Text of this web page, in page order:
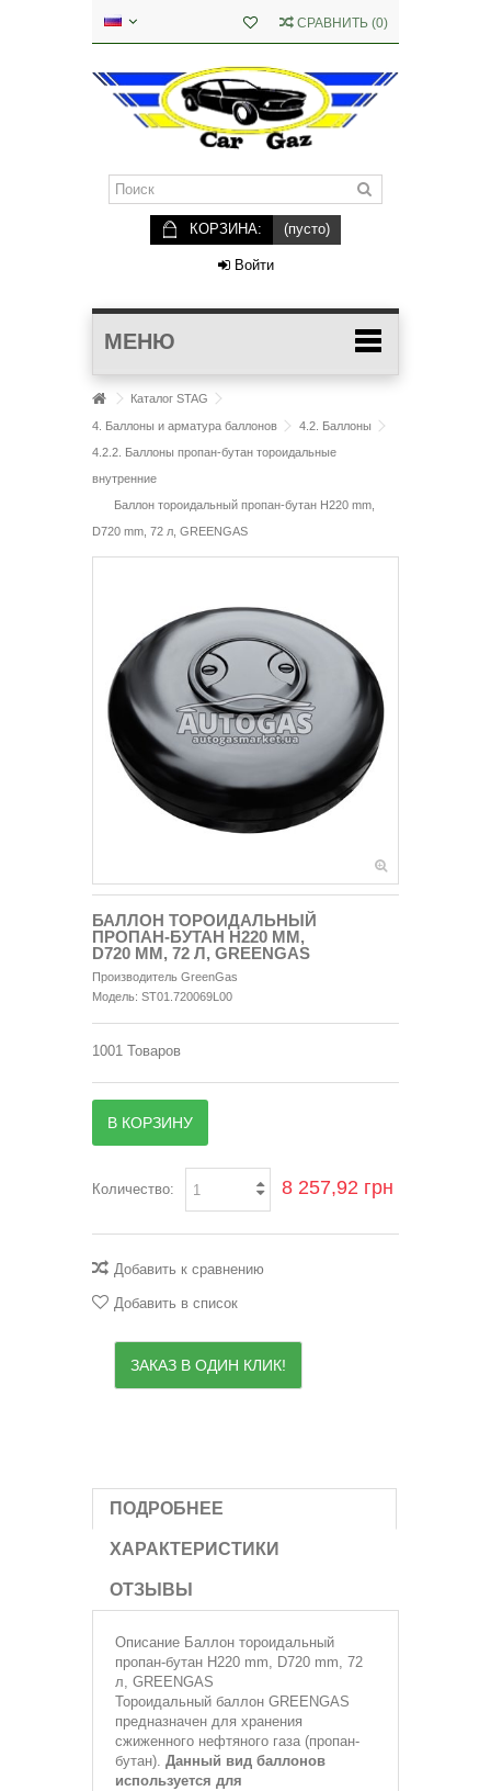
СРАВНИТЬ (0)
КОРЗИНА: (пусто)
Войти
МЕНЮ
Каталог STAG
4. Баллоны и арматура баллонов
4.2. Баллоны
4.2.2. Баллоны пропан-бутан тороидальные
внутренние
Баллон тороидальный пропан-бутан H220 mm,
D720 mm, 72 л, GREENGAS
БАЛЛОН ТОРОИДАЛЬНЫЙ
ПРОПАН-БУТАН H220 MM,
D720 MM, 72 Л, GREENGAS
Производитель GreenGas
Модель: ST01.720069L00
1001 Товаров
В КОРЗИНУ
Количество: 8 257,92 грн
Добавить к сравнению
Добавить в список
ЗАКАЗ В ОДИН КЛИК!
ПОДРОБНЕЕ
ХАРАКТЕРИСТИКИ
ОТЗЫВЫ
Описание Баллон тороидальный
пропан-бутан H220 mm, D720 mm, 72
л, GREENGAS
Тороидальный баллон GREENGAS
предназначен для хранения
сжиженного нефтяного газа (пропан-
бутан). Данный вид баллонов
используется для